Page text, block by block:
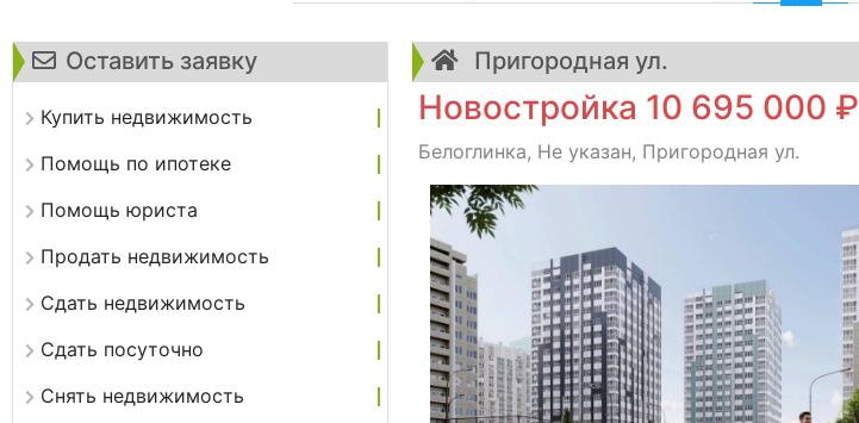
Оставить заявку
Купить недвижимость
Помощь по ипотеке
Помощь юриста
Продать недвижимость
Сдать недвижимость
Сдать посуточно
Снять недвижимость
Пригородная ул.
Новостройка 10 695 000 ₽
Белоглинка, Не указан, Пригородная ул.